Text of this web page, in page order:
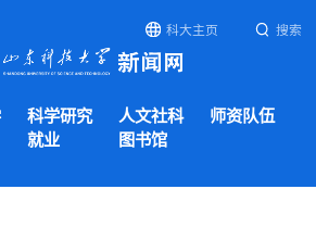
科大主页 搜索
科学研究 人文社科
师资队伍
就业 图书馆